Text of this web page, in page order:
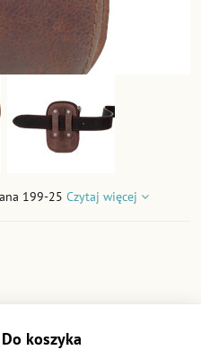
199-25 Czytaj więcej
Do koszyka